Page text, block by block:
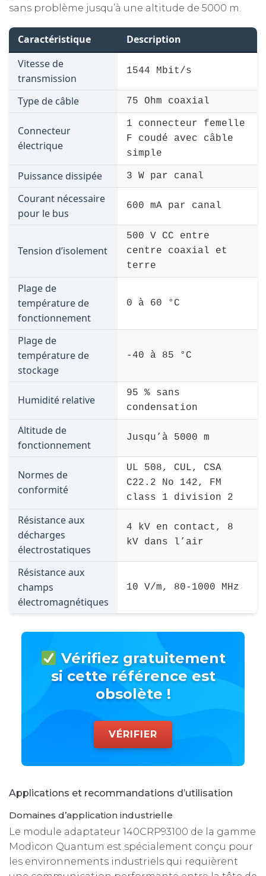
sans problème jusqu’à une altitude de 5000 m.
Caractéristique
Description
Vitesse de
transmission
1544 Mbit/s
Type de câble 75 Ohm coaxial
Connecteur
électrique
1 connecteur femelle
F coudé avec câble
simple
Puissance dissipée 3 W par canal
Courant nécessaire
pour le bus
600 mA par canal
Tension d’isolement
500 V CC entre
centre coaxial et
terre
Plage de
température de
fonctionnement
0 à 60 °C
Plage de
température de
stockage
-40 à 85 °C
Humidité relative
95 % sans
condensation
Altitude de
fonctionnement
Jusqu’à 5000 m
Normes de
conformité
UL 508, CUL, CSA
C22.2 No 142, FM
class 1 division 2
Résistance aux
décharges
électrostatiques
4 kV en contact, 8
kV dans l’air
Résistance aux
champs
électromagnétiques
10 V/m, 80-1000 MHz
Vérifiez gratuitement
si cette référence est
obsolète !
VÉRIFIER
Applications et recommandations d’utilisation
Domaines d’application industrielle
Le module adaptateur 140CRP93100 de la gamme
Modicon Quantum est spécialement conçu pour
les environnements industriels qui requièrent